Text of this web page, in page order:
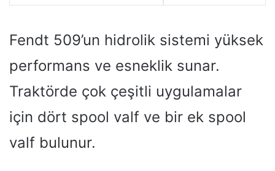
Fendt 509’un hidrolik sistemi yüksek
performans ve esneklik sunar.
Traktörde çok çeşitli uygulamalar
için dört spool valf ve bir ek spool
valf bulunur.